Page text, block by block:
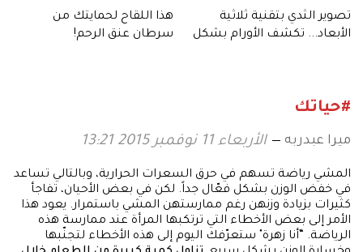
تصوير الثدي بتقنية ثلاثية
الأبعاد... تكشف الأورام بشكل
هذا اللقاح لحمايتك من
سرطان عنق الرحم!
#حياتك
ميرا عبدربه الأربعاء 11 نوفمبر 2015 13:21
المشي رياضة تسهم في حرق السعرات الحرارية، وبالتالي تساعد
في خفض الوزن بشكل فعّال جداً. لكن في بعض الأحيان، تفاجأ
كثيرات بزيادة وزنهن رغم ممارستهن المشي باستمرار. يعود هذا
الأمر إلى بعض الأخطاء التي ترتكبها المرأة عند ممارسة هذه
الرياضة. “أنا زهرة" ستعرّفك اليوم إلى هذه الأخطاء لتجنّبها